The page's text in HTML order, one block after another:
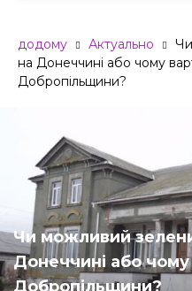
додому Актуально
на Донеччині або чому
Добропільщини?
Чи можливий
Донеччині або чому
Добропільщини?